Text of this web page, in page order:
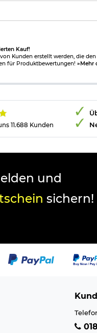
Kauf!
Kunden erstellt werden, die
für Produktbewertungen! »Mehr
11.688 Kunden
und
sichern!